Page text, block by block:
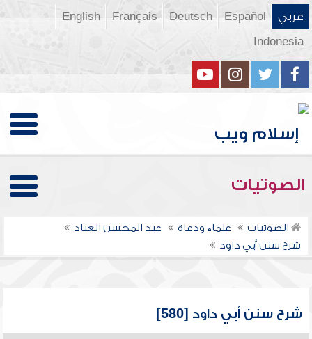
عربي Español
Deutsch
Français
English
Indonesia
الصوتيات
الصوتيات علماء ودعاة
عبد المحسن العباد
شرح سنن أبي داود
شرح سنن أبي داود [580]